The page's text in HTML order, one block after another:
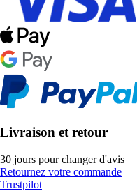
Livraison et retour
30 jours pour changer d'avis
Retournez votre commande
Trustpilot